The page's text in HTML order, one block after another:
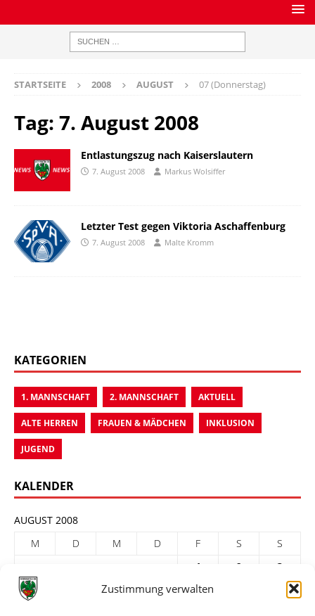
Zustimmung verwalten
STARTSEITE 2008 AUGUST 07 (Donnerstag)
Tag: 7. August 2008
Entlastungszug nach Kaiserslautern
7. August 2008 Markus Wolsiffer
Letzter Test gegen Viktoria Aschaffenburg
7. August 2008 Malte Kromm
KATEGORIEN
1. MANNSCHAFT 2. MANNSCHAFT AKTUELL
ALTE HERREN FRAUEN & MÄDCHEN INKLUSION
JUGEND
KALENDER
AUGUST 2008
M
D M D F S
S
1
2
3
4
6 7 8